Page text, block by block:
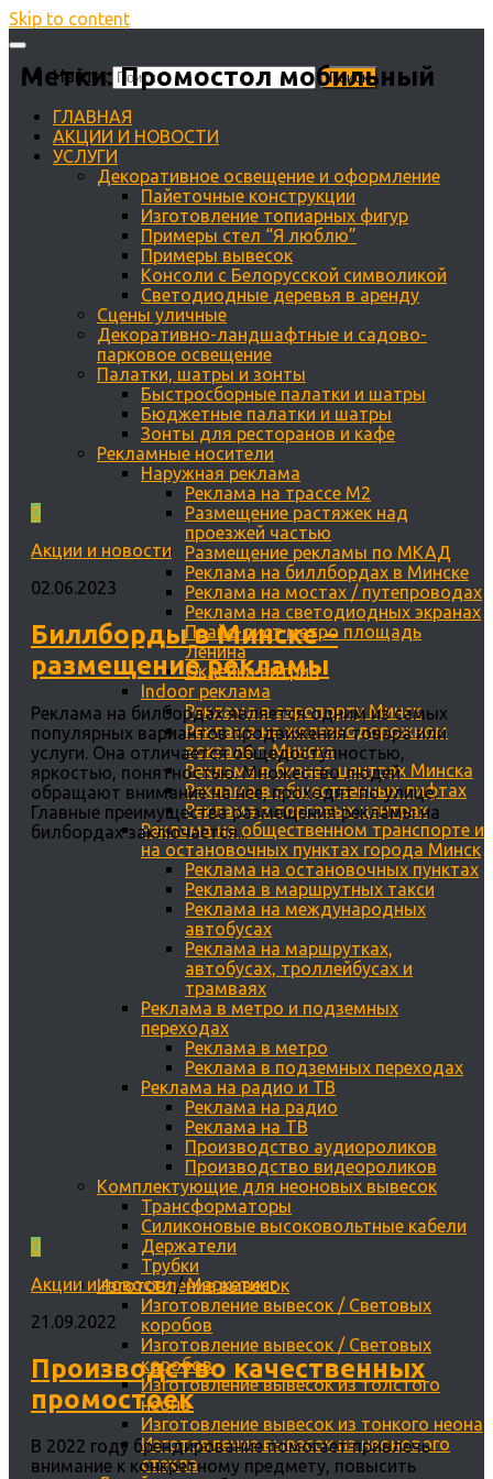
Skip to content
Найти:
ГЛАВНАЯ
АКЦИИ И НОВОСТИ
УСЛУГИ
Декоративное освещение и оформление
Пайеточные конструкции
Изготовление топиарных фигур
Примеры стел “Я люблю”
Примеры вывесок
Консоли с Белорусской символикой
Светодиодные деревья в аренду
Сцены уличные
Декоративно-ландшафтные и садово-
парковое освещение
Палатки, шатры и зонты
Быстросборные палатки и шатры
Бюджетные палатки и шатры
Зонты для ресторанов и кафе
Рекламные носители
Наружная реклама
Реклама на трассе М2
Размещение растяжек над
проезжей частью
Размещение рекламы по МКАД
Реклама на биллбордах в Минске
Реклама на мостах / путепроводах
Реклама на светодиодных экранах
Прайс-лист метро площадь
Ленина
Оклейка витрин
Indoor реклама
Реклама в аэропорту Минск
Реклама на железнодорожном
вокзале г. Минска
Реклама в бизнес-центрах Минска
Реклама в общественных лифтах
Реклама в торговых центрах
Реклама на общественном транспорте и
на остановочных пунктах города Минск
Реклама на остановочных пунктах
Реклама в маршрутных такси
Реклама на международных
автобусах
Реклама на маршрутках,
автобусах, троллейбусах и
трамваях
Реклама в метро и подземных
переходах
Реклама в метро
Реклама в подземных переходах
Реклама на радио и ТВ
Реклама на радио
Реклама на ТВ
Производство аудиороликов
Производство видеороликов
Комплектующие для неоновых вывесок
Трансформаторы
Силиконовые высоковольтные кабели
Держатели
Трубки
Изготовление вывесок
Изготовление вывесок / Световых
коробов
Изготовление вывесок / Световых
коробов
Изготовление вывесок из толстого
неона
Изготовление вывесок из тонкого неона
Изготовление вывесок из неонового
стекла
Метки:Промостол мобильный
0
Акции и новости
02.06.2023
Биллборды в Минске –
размещение рекламы
Реклама на билбордах является одним из самых
популярных вариантов продвижения товара или
услуги. Она отличается общедоступностью,
яркостью, понятностью. Множество людей
обращают внимание на нее, проходят по улице.
Главные преимущества размещения рекламы на
билбордах заключается...
0
Акции и новости/Маркетинг
21.09.2022
Производство качественных
промостоек
В 2022 году брендирование помогает привлечь
внимание к конкретному предмету, повысить